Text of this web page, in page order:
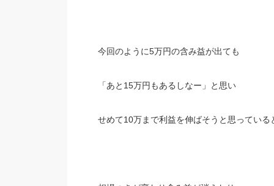
今回のように5万円の含み益が出ても
「あと15万円もあるしなー」と思い
せめて10万まで利益を伸ばそうと思っている